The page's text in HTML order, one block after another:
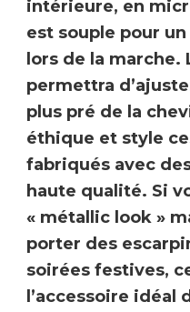
intérieure, en
est souple pour
lors de la marche.
permettra
plus pré de la
éthique et style
fabriqués avec
haute qualité. Si
« métallic look »
porter des
soirées festives,
l’accessoire idéal